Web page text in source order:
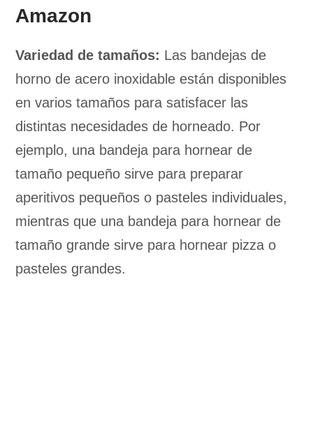
Amazon
Variedad de tamaños: Las bandejas de
horno de acero inoxidable están disponibles
en varios tamaños para satisfacer las
distintas necesidades de horneado. Por
ejemplo, una bandeja para hornear de
tamaño pequeño sirve para preparar
aperitivos pequeños o pasteles individuales,
mientras que una bandeja para hornear de
tamaño grande sirve para hornear pizza o
pasteles grandes.